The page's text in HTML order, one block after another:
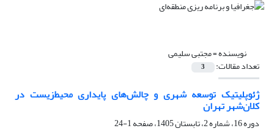
نویسنده =مجتبی سلیمی
تعداد مقالات: 3
ژئوپلیتیک توسعه شهری و چالش‌های پایداری محیط‌زیست در
کلان‌شهر تهران
دوره 16، شماره 2، تابستان 1405، صفحه
1-24